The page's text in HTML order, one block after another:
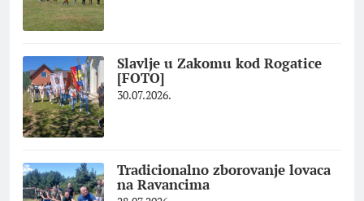
Slavlje u Zakomu kod Rogatice
[FOTO]
30.07.2026.
Tradicionalno zborovanje lovaca
na Ravancima